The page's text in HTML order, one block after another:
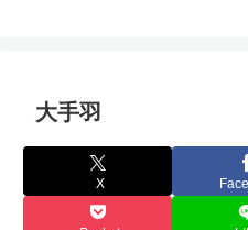
大手羽
X